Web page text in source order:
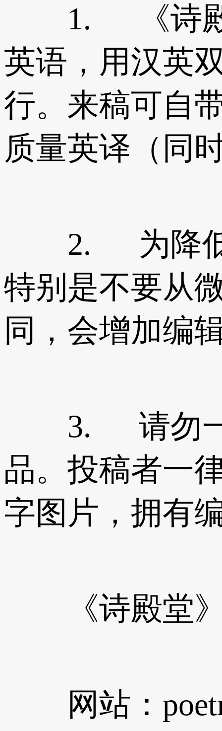
1. 《诗殿堂
英语，用汉英
行。来稿可自
质量英译（同
2. 为降低人
特别是不要从
同，会增加编
3. 请勿一稿
品。投稿者一
字图片，拥有
《诗殿堂》
网站：